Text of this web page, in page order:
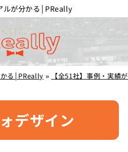
ルが分かる│PReally
る│PReally » 【全51社】事例・実績
デザイン